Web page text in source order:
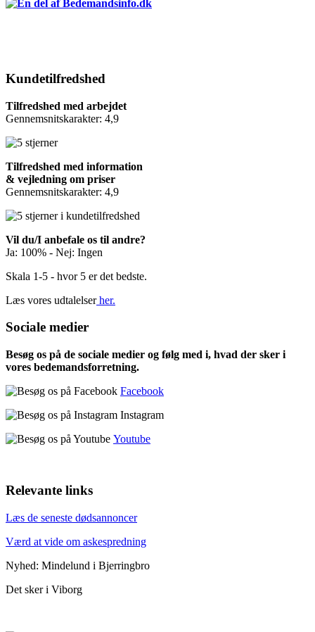
Kundetilfredshed
Tilfredshed med arbejdet
Gennemsnitskarakter: 4,9
Tilfredshed med information
& vejledning om priser
Gennemsnitskarakter: 4,9
Vil du/I anbefale os til andre?
Ja: 100% - Nej: Ingen
Skala 1-5 - hvor 5 er det bedste.
Læs vores udtalelserher.
Sociale medier
Besøg os på de sociale medier og følg med i, hvad der sker i
vores bedemandsforretning.
Facebook
Instagram
Youtube
Relevante links
Læs de seneste dødsannoncer
Værd at vide om askespredning
Nyhed: Mindelund i Bjerringbro
Det sker i Viborg